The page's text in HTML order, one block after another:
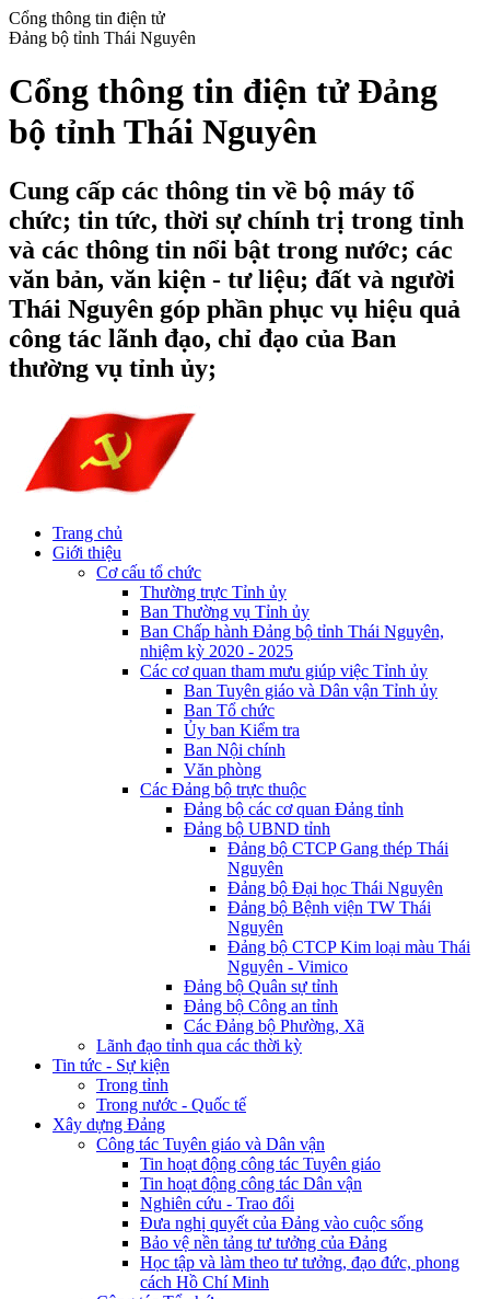
Cổng thông tin điện tử
Đảng bộ tỉnh Thái Nguyên
Cổng thông tin điện tử Đảng
bộ tỉnh Thái Nguyên
Cung cấp các thông tin về bộ máy tổ
chức; tin tức, thời sự chính trị trong tỉnh
và các thông tin nổi bật trong nước; các
văn bản, văn kiện - tư liệu; đất và người
Thái Nguyên góp phần phục vụ hiệu quả
công tác lãnh đạo, chỉ đạo của Ban
thường vụ tỉnh ủy;
Trang chủ
Giới thiệu
Cơ cấu tổ chức
Thường trực Tỉnh ủy
Ban Thường vụ Tỉnh ủy
Ban Chấp hành Đảng bộ tỉnh Thái Nguyên,
nhiệm kỳ 2020 - 2025
Các cơ quan tham mưu giúp việc Tỉnh ủy
Ban Tuyên giáo và Dân vận Tỉnh ủy
Ban Tổ chức
Ủy ban Kiểm tra
Ban Nội chính
Văn phòng
Các Đảng bộ trực thuộc
Đảng bộ các cơ quan Đảng tỉnh
Đảng bộ UBND tỉnh
Đảng bộ CTCP Gang thép Thái
Nguyên
Đảng bộ Đại học Thái Nguyên
Đảng bộ Bệnh viện TW Thái
Nguyên
Đảng bộ CTCP Kim loại màu Thái
Nguyên - Vimico
Đảng bộ Quân sự tỉnh
Đảng bộ Công an tỉnh
Các Đảng bộ Phường, Xã
Lãnh đạo tỉnh qua các thời kỳ
Tin tức - Sự kiện
Trong tỉnh
Trong nước - Quốc tế
Xây dựng Đảng
Công tác Tuyên giáo và Dân vận
Tin hoạt động công tác Tuyên giáo
Tin hoạt động công tác Dân vận
Nghiên cứu - Trao đổi
Đưa nghị quyết của Đảng vào cuộc sống
Bảo vệ nền tảng tư tưởng của Đảng
Học tập và làm theo tư tưởng, đạo đức, phong
cách Hồ Chí Minh